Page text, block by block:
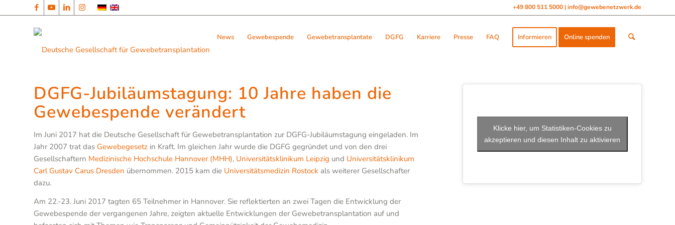
+49 800 511 5000 | info@gewebenetzwerk.de
News Gewebespende Gewebetransplantate DGFG Karriere Presse FAQ Informieren Online spenden
DGFG-Jubiläumstagung: 10 Jahre haben die
Gewebespende verändert
Im Juni 2017 hat die Deutsche Gesellschaft für Gewebetransplantation zur DGFG-Jubiläumstagung eingeladen. Im
Jahr 2007 trat das Gewebegesetz in Kraft. Im gleichen Jahr wurde die DGFG gegründet und von den drei
Gesellschaftern Medizinische Hochschule Hannover (MHH), Universitätsklinikum Leipzig und Universitätsklinikum
Carl Gustav Carus Dresden übernommen. 2015 kam die Universitätsmedizin Rostock als weiterer Gesellschafter
dazu.
Am 22.-23. Juni 2017 tagten 65 Teilnehmer in Hannover. Sie reflektierten an zwei Tagen die Entwicklung der
Gewebespende der vergangenen Jahre, zeigten aktuelle Entwicklungen der Gewebetransplantation auf und
Klicke hier, um Statistiken-Cookies zu
akzeptieren und diesen Inhalt zu aktivieren